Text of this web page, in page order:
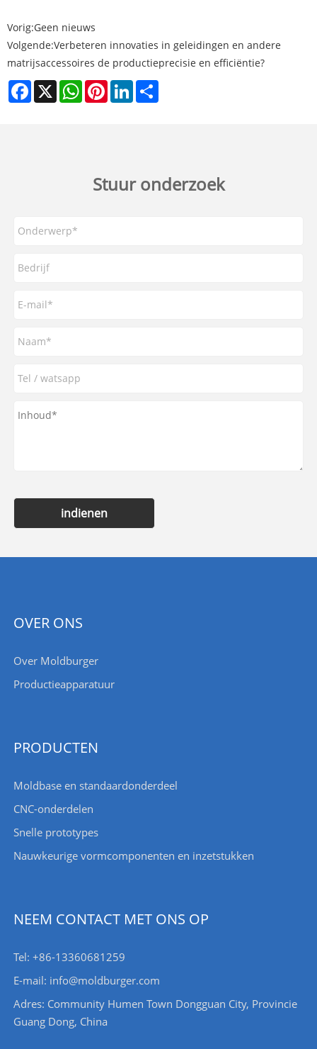
Vorig:Geen nieuws
Volgende:Verbeteren innovaties in geleidingen en andere
matrijsaccessoires de productieprecisie en efficiëntie?
Facebook
X WhatsAppPinterestLinkedIn
Stuur onderzoek
indienen
OVER ONS
Over Moldburger
Productieapparatuur
PRODUCTEN
Moldbase en standaardonderdeel
CNC-onderdelen
Snelle prototypes
Nauwkeurige vormcomponenten en inzetstukken
NEEM CONTACT MET ONS OP
Tel: +86-13360681259
E-mail: info@moldburger.com
Adres: Community Humen Town Dongguan City, Provincie
Guang Dong, China